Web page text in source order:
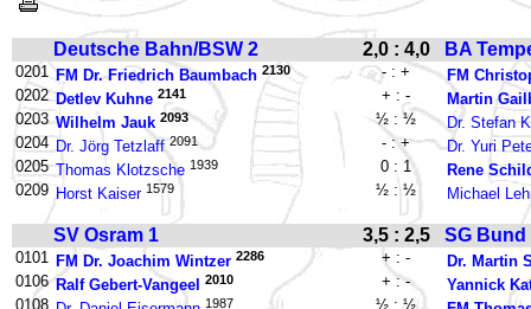
Deutsche Bahn/BSW 2 2,0 : 4,0 BA
0201 FM Dr. Friedrich Baumbach 2130 - : +
FM
0202 Detlev Kuhne 2141 + : -
Martin
0203 Wilhelm Jauk 2093 ½ : ½
Dr. Stefan
0204 Dr. Jörg Tetzlaff 2091 - : +
Dr. Yuri
0205 Thomas Klotzsche 1939 0 : 1
Rene
0209 Horst Kaiser 1579 ½ : ½ Michael
SV Osram 1 3,5 : 2,5 SG Bund
0101 FM Dr. Joachim Wintzer 2286 + : -
Dr. Martin
0106 Ralf Gebert-Vangeel 2010 + : -
Yannick
0108
1987 ½ : ½